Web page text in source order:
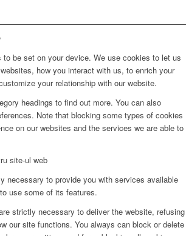
be set on your device. We use cookies to let us
how you interact with us, to enrich your
your relationship with our website.
headings to find out more. You can also
Note that blocking some types of cookies
on our websites and the services we are able to
site-ul web
necessary to provide you with services available
use some of its features.
strictly necessary to deliver the website, refusing
our site functions. You always can block or delete